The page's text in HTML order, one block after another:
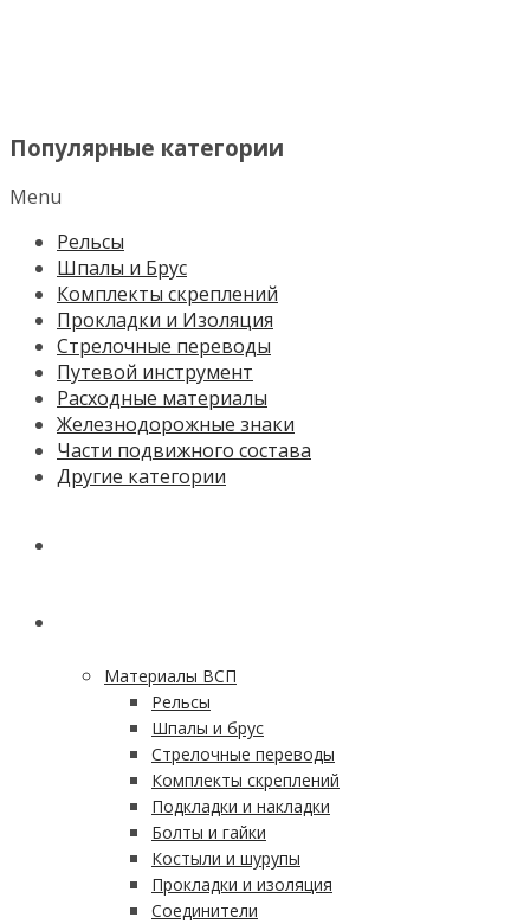
Популярные категории
Menu
Рельсы
Шпалы и Брус
Комплекты скреплений
Прокладки и Изоляция
Стрелочные переводы
Путевой инструмент
Расходные материалы
Железнодорожные знаки
Части подвижного состава
Другие категории
Материалы ВСП
Рельсы
Шпалы и брус
Стрелочные переводы
Комплекты скреплений
Подкладки и накладки
Болты и гайки
Костыли и шурупы
Прокладки и изоляция
Соединители